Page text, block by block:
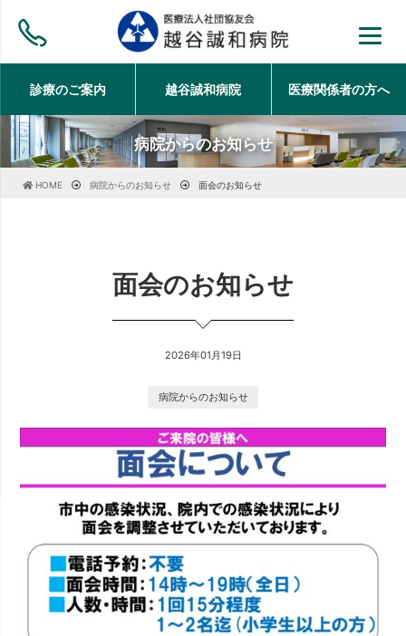
診療のご案内 越谷誠和病院 医療関係者の方へ
病院からのお知らせ
HOME 病院からのお知らせ 面会のお知らせ
面会のお知らせ
2026年01月19日
病院からのお知らせ